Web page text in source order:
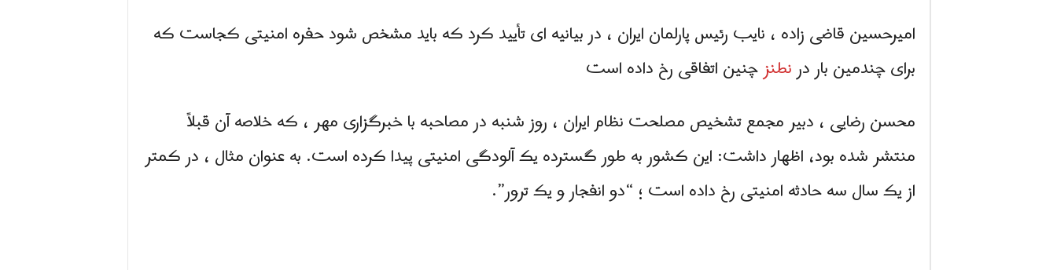
امیرحسین قاضی زاده ، نایب رئیس پارلمان ایران ، در بیانیه ای تأیید کرد که باید مشخص شود حفره امنیتی کجاست که
برای چندمین بار درنطنزچنین اتفاقی رخ داده است
محسن رضایی ، دبیر مجمع تشخیص مصلحت نظام ایران ، روز شنبه در مصاحبه با خبرگزاری مهر ، که خلاصه آن قبلاً
منتشر شده بود، اظهار داشت: این کشور به طور گسترده یک آلودگی امنیتی پیدا کرده است. به عنوان مثال ، در کمتر
از یک سال سه حادثه امنیتی رخ داده است ؛ “دو انفجار و یک ترور”.